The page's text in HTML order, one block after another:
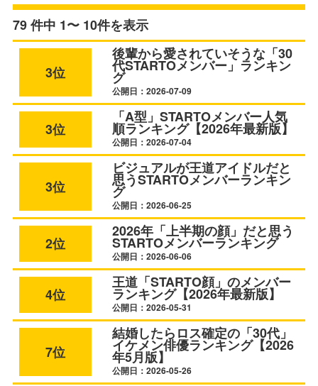
79 件中 1〜 10件を表示
3位
後輩から愛されていそうな「30
代STARTOメンバー」ランキン
グ
公開日：2026-07-09
3位
「A型」STARTOメンバー人気
順ランキング【2026年最新版】
公開日：2026-07-04
3位
ビジュアルが王道アイドルだと
思うSTARTOメンバーランキン
グ
公開日：2026-06-25
2位
2026年「上半期の顔」だと思う
STARTOメンバーランキング
公開日：2026-06-06
4位
王道「STARTO顔」のメンバー
ランキング【2026年最新版】
公開日：2026-05-31
7位
結婚したらロス確定の「30代」
イケメン俳優ランキング【2026
年5月版】
公開日：2026-05-26